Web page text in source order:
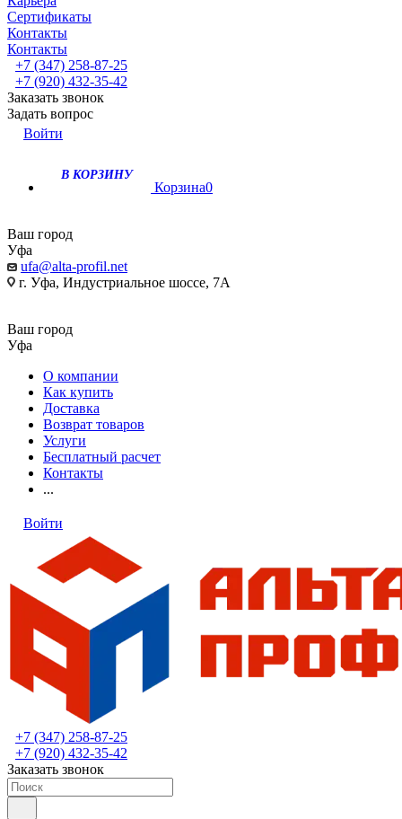
Сертификаты
Контакты
Контакты
+7 (347) 258-87-25
+7 (920) 432-35-42
Заказать звонок
Задать вопрос
Войти
В КОРЗИНУ
Корзина0
Ваш город
Уфа
ufa@alta-profil.net
г. Уфа, Индустриальное шоссе, 7А
Ваш город
Уфа
О компании
Как купить
Доставка
Возврат товаров
Услуги
Бесплатный расчет
Контакты
...
Войти
+7 (347) 258-87-25
+7 (920) 432-35-42
Заказать звонок